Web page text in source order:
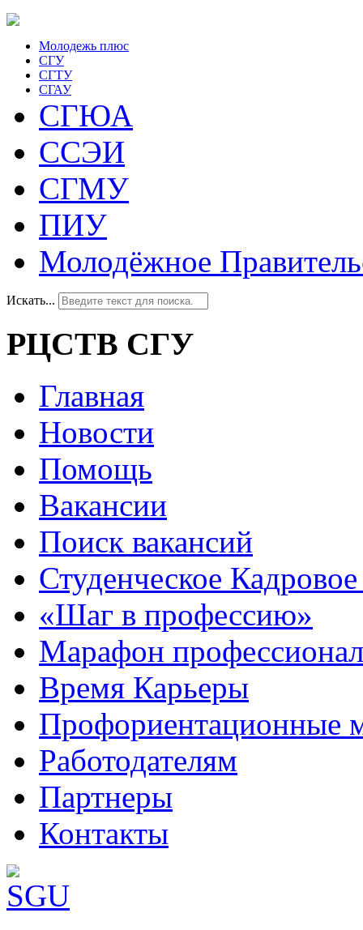
Молодежь плюс
СГУ
СГТУ
СГАУ
СГЮА
ССЭИ
СГМУ
ПИУ
Молодёжное
Искать...
РЦСТВ СГУ
Главная
Новости
Помощь
Вакансии
Поиск вакансий
Студенческое Кадровое
«Шаг в профессию»
Марафон
Время Карьеры
Профориентационные
Работодателям
Партнеры
Контакты